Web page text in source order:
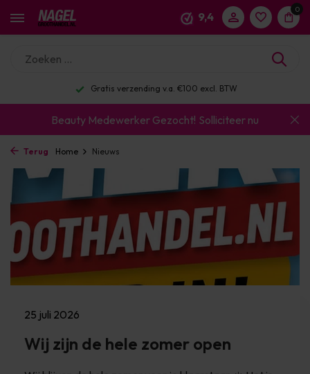
9,4
0
Gratis verzending v.a. €100 excl. BTW
Beauty Medewerker Gezocht! Solliciteer nu
Terug Home Nieuws
25 juli 2026
Wij zijn de hele zomer open